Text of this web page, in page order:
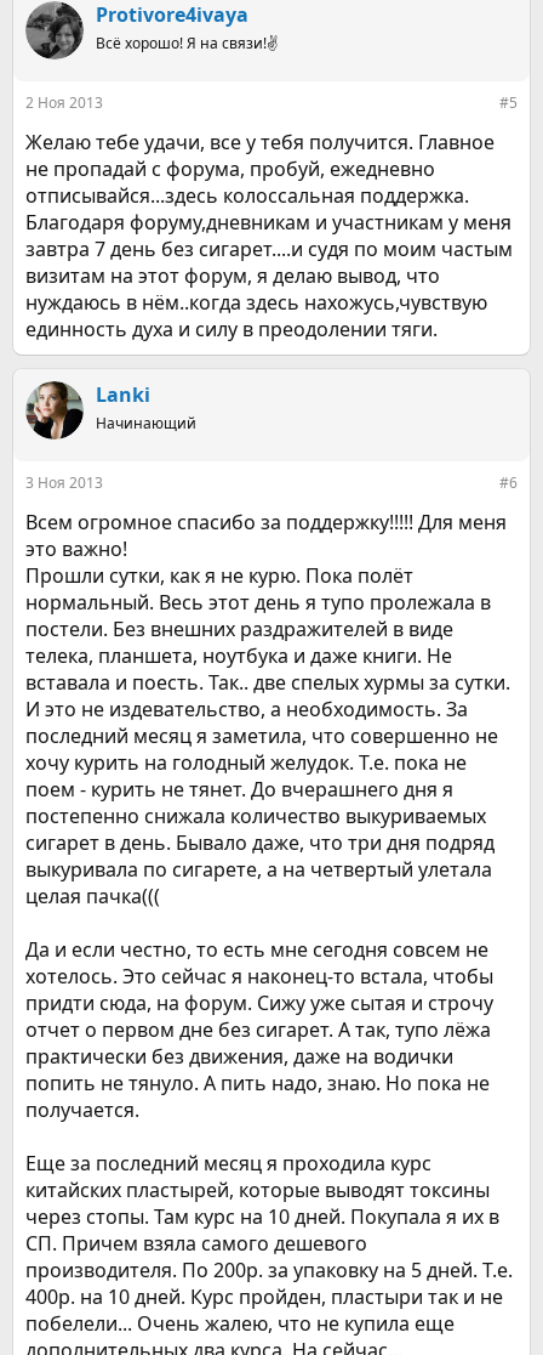
Protivore4ivaya
Всё хорошо! Я на связи!✌️
2 Ноя 2013 #5
Желаю тебе удачи, все у тебя получится. Главное
не пропадай с форума, пробуй, ежедневно
отписывайся...здесь колоссальная поддержка.
Благодаря форуму,дневникам и участникам у меня
завтра 7 день без сигарет....и судя по моим частым
визитам на этот форум, я делаю вывод, что
нуждаюсь в нём..когда здесь нахожусь,чувствую
единность духа и силу в преодолении тяги.
Lanki
Начинающий
3 Ноя 2013 #6
Всем огромное спасибо за поддержку!!!!! Для меня
это важно!
Прошли сутки, как я не курю. Пока полёт
нормальный. Весь этот день я тупо пролежала в
постели. Без внешних раздражителей в виде
телека, планшета, ноутбука и даже книги. Не
вставала и поесть. Так.. две спелых хурмы за сутки.
И это не издевательство, а необходимость. За
последний месяц я заметила, что совершенно не
хочу курить на голодный желудок. Т.е. пока не
поем - курить не тянет. До вчерашнего дня я
постепенно снижала количество выкуриваемых
сигарет в день. Бывало даже, что три дня подряд
выкуривала по сигарете, а на четвертый улетала
целая пачка(((
Да и если честно, то есть мне сегодня совсем не
хотелось. Это сейчас я наконец-то встала, чтобы
придти сюда, на форум. Сижу уже сытая и строчу
отчет о первом дне без сигарет. А так, тупо лёжа
практически без движения, даже на водички
попить не тянуло. А пить надо, знаю. Но пока не
получается.
Еще за последний месяц я проходила курс
китайских пластырей, которые выводят токсины
через стопы. Там курс на 10 дней. Покупала я их в
СП. Причем взяла самого дешевого
производителя. По 200р. за упаковку на 5 дней. Т.е.
400р. на 10 дней. Курс пройден, пластыри так и не
побелели... Очень жалею, что не купила еще